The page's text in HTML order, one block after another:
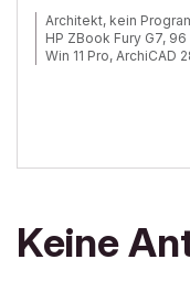
Architekt, kein
HP ZBook Fury G7,
Win 11 Pro, ArchiCAD
Keine